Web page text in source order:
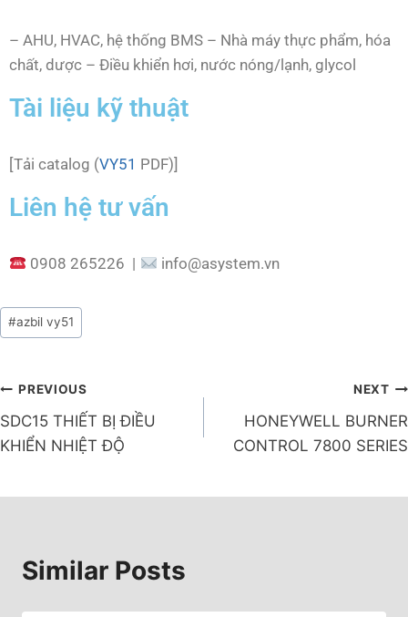
– AHU, HVAC, hệ thống BMS – Nhà máy thực phẩm, hóa
chất, dược – Điều khiển hơi, nước nóng/lạnh, glycol
Tài liệu kỹ thuật
[Tải catalog (VY51 PDF)]
Liên hệ tư vấn
0908 265226 | info@asystem.vn
#azbil vy51
PREVIOUS
SDC15 THIẾT BỊ ĐIỀU
KHIỂN NHIỆT ĐỘ
NEXT
HONEYWELL BURNER
CONTROL 7800 SERIES
Similar Posts